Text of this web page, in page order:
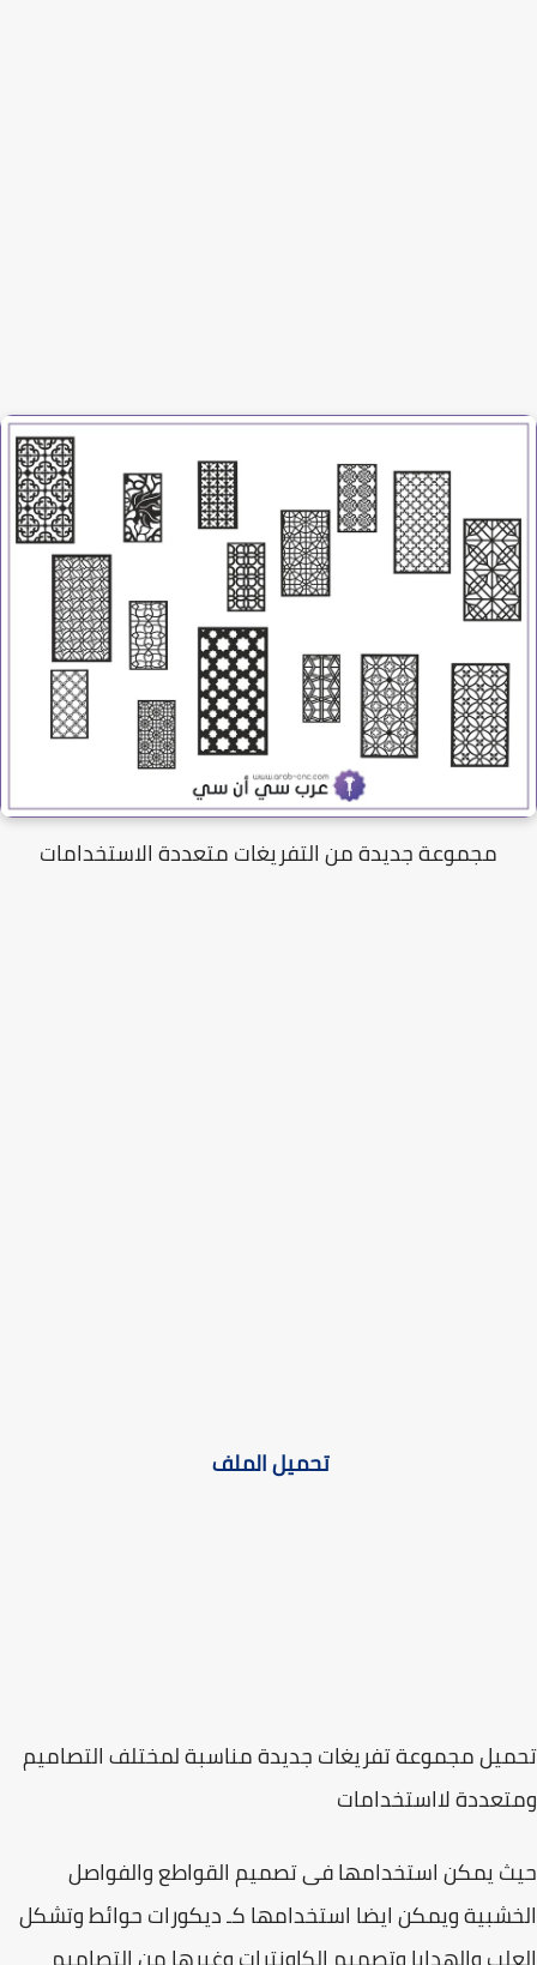
مجموعة جديدة من التفريغات متعددة الاستخدامات
تحميل الملف
مجموعة تفريغات جديدة مناسبة لمختلف التصاميم
لااستخدامات
يمكن استخدامها فى تصميم القواطع والفواصل
ويمكن ايضا استخدامها كـ ديكورات حوائط وتشكل